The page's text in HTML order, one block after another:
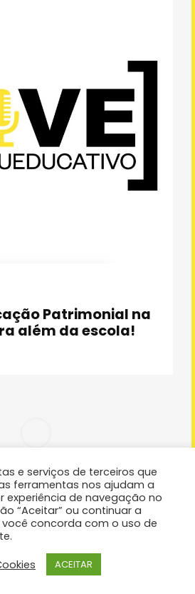
Patrimonial na
além da escola!
Instituto Bem Cultural
e serviços de terceiros que
ferramentas nos ajudam a
experiência de navegação no
“Aceitar” ou continuar a
você concorda com o uso de
ACEITAR